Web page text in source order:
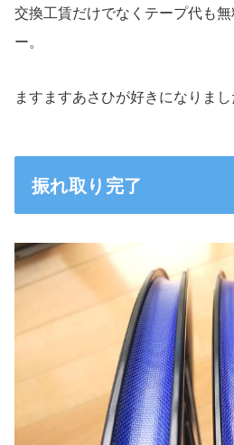
交換工賃だけでなくテープ代も
ー。
ますますあさひが好きになりまし
振れ取り完了